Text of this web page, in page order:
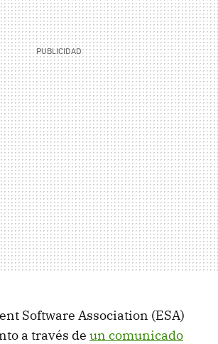
Software Association (ESA)
a través de un comunicado